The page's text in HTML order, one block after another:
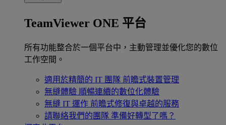
TeamViewer ONE 平台
所有功能整合於一個平台中，主動管理並優化您的數位
工作空間。
適用於精簡的 IT 團隊 前瞻式裝置管理
無縫體驗 順暢連續的數位化體驗
無縫 IT 運作 前瞻式修復與卓越的服務
請聯絡我們的團隊 準備好轉型了嗎？